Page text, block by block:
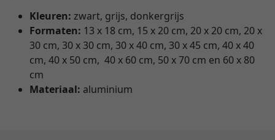
Kleuren: zwart, grijs, donkergrijs
Formaten: 13 x 18 cm, 15 x 20 cm, 20 x 20 cm, 20 x
30 cm, 30 x 30 cm, 30 x 40 cm, 30 x 45 cm, 40 x 40
cm, 40 x 50 cm, 40 x 60 cm, 50 x 70 cm en 60 x 80
cm
Materiaal: aluminium